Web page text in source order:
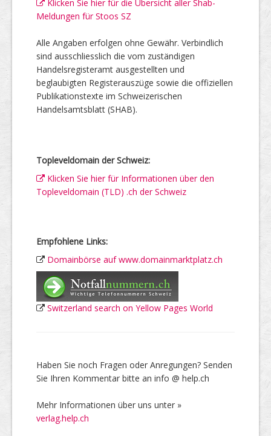
Klicken Sie hier für die Übersicht aller Shab-
Meldungen für Stoos SZ
Alle Angaben erfolgen ohne Gewähr. Verbindlich
sind ausschliesslich die vom zuständigen
Handelsregisteramt ausgestellten und
beglaubigten Registerauszüge sowie die offiziellen
Publikationstexte im Schweizerischen
Handelsamtsblatt (SHAB).
Topleveldomain der Schweiz:
Klicken Sie hier für Informationen über den
Topleveldomain (TLD) .ch der Schweiz
Empfohlene Links:
Domainbörse auf www.domainmarktplatz.ch
Switzerland search on Yellow Pages World
Haben Sie noch Fragen oder Anregungen? Senden
Sie Ihren Kommentar bitte an info @ help.ch
Mehr Informationen über uns unter »
verlag.help.ch